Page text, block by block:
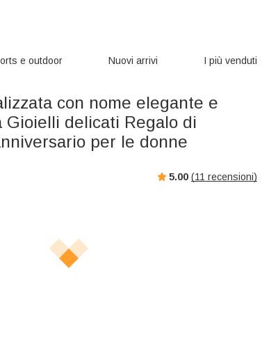
e outdoor Nuovi arrivi I più venduti
con nome elegante e
Gioielli delicati Regalo di
per le donne
5.00 (11 recensioni)